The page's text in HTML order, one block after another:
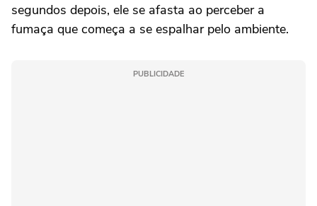
segundos depois, ele se afasta ao perceber a
fumaça que começa a se espalhar pelo ambiente.
PUBLICIDADE